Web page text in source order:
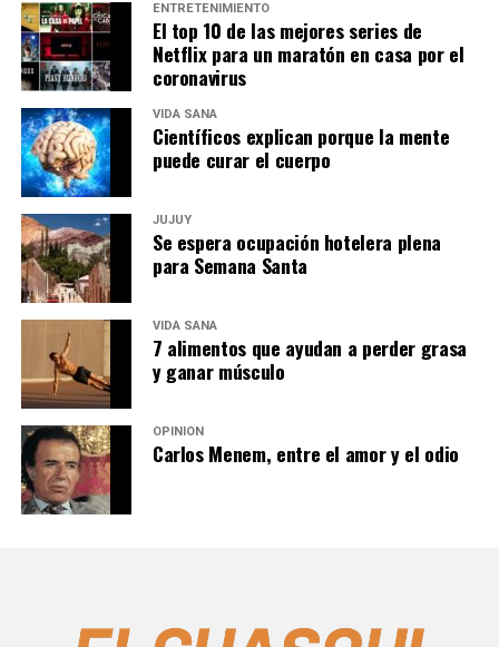
ENTRETENIMIENTO
El top 10 de las mejores series de
Netflix para un maratón en casa por el
coronavirus
VIDA SANA
Científicos explican porque la mente
puede curar el cuerpo
JUJUY
Se espera ocupación hotelera plena
para Semana Santa
VIDA SANA
7 alimentos que ayudan a perder grasa
y ganar músculo
OPINIÓN
Carlos Menem, entre el amor y el odio